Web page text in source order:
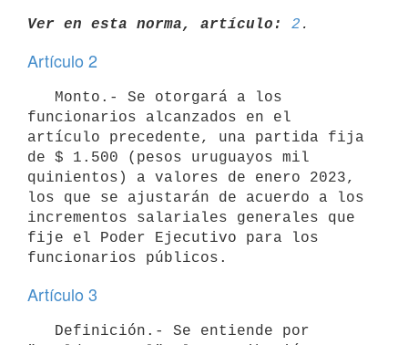
Ver en esta norma, artículo: 2
Artículo 2
funcionarios alcanzados en el
artículo precedente, una partida fija
de $ 1.500 (pesos uruguayos mil
quinientos) a valores de enero 2023,
los que se ajustarán de acuerdo a los
incrementos salariales generales que
fije el Poder Ejecutivo para los
Artículo 3